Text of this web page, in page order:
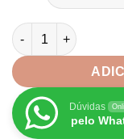
Aplique para Laços
Dúvidas
pelo